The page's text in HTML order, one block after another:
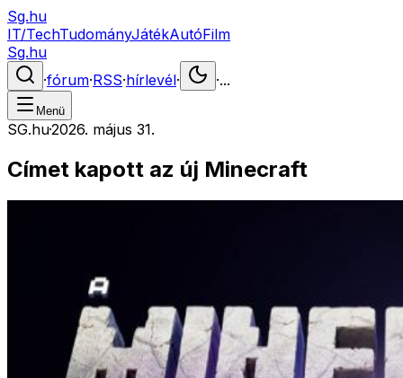
Sg.hu
IT/TechTudományJátékAutóFilm
Sg.hu
·fórum·RSS·hírlevél· ·...
Menü
SG.hu·2026. május 31.
Címet kapott az új Minecraft